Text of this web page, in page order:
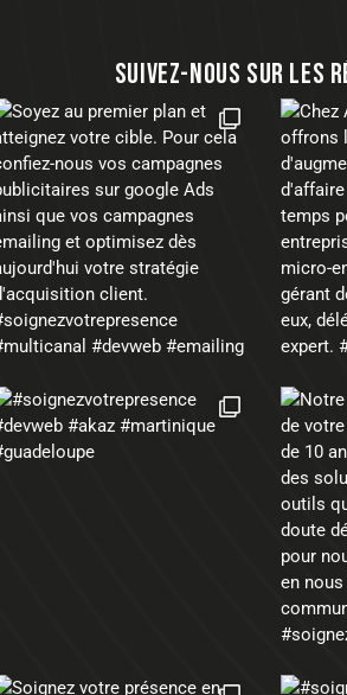
SUIVEZ-NOUS SUR LES